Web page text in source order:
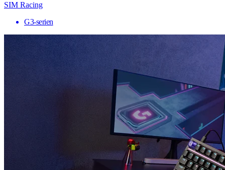
SIM Racing
G3-serien